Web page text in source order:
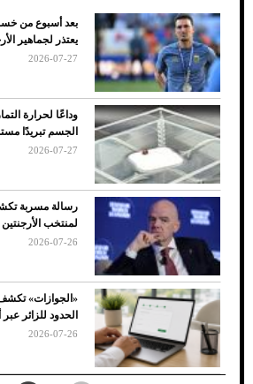
ضعف تبريد مكيف السيارة عند
الأسباب والحلول
7 نصائح لاختيار لون البنطلون
الأسود
بعد أسبوع من
يعتذر لجماهير
2026-07-27
وداعًا لحرارة
الجسم تبريدًا
2026-07-27
رسالة مسربة
لمنتخب الأرجنتين
2026-07-26
«الجوازات»
الحدود للزائر عبر
2026-07-26